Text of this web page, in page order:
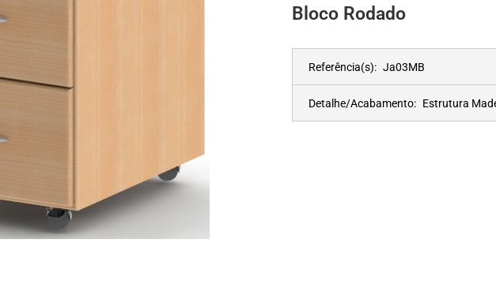
Bloco Rodado
Referência(s): Ja03MB
Detalhe/Acabamento: Estrutura